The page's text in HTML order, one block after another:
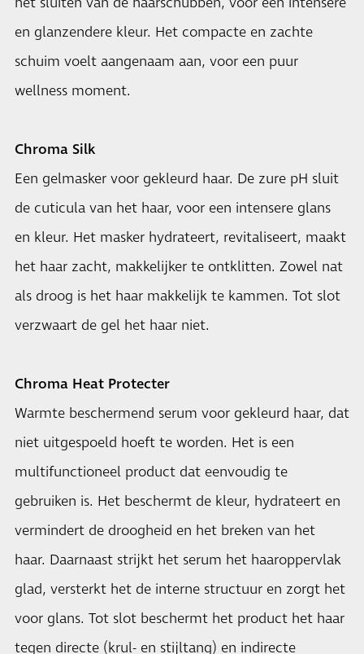
en glanzendere kleur. Het compacte en zachte
schuim voelt aangenaam aan, voor een puur
wellness moment.
Chroma Silk
Een gelmasker voor gekleurd haar. De zure pH sluit
de cuticula van het haar, voor een intensere glans
en kleur. Het masker hydrateert, revitaliseert, maakt
het haar zacht, makkelijker te ontklitten. Zowel nat
als droog is het haar makkelijk te kammen. Tot slot
verzwaart de gel het haar niet.
Chroma Heat Protecter
Warmte beschermend serum voor gekleurd haar, dat
niet uitgespoeld hoeft te worden. Het is een
multifunctioneel product dat eenvoudig te
gebruiken is. Het beschermt de kleur, hydrateert en
vermindert de droogheid en het breken van het
haar. Daarnaast strijkt het serum het haaroppervlak
glad, versterkt het de interne structuur en zorgt het
voor glans. Tot slot beschermt het product het haar
tegen directe (krul- en stijltang) en indirecte